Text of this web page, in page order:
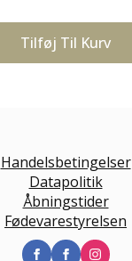
Tilføj Til Kurv
Handelsbetingelser
Datapolitik
Åbningstider
Fødevarestyrelsen